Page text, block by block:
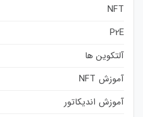
NFT
P2E
آلتکوین ها
آموزش NFT
آموزش اندیکاتور